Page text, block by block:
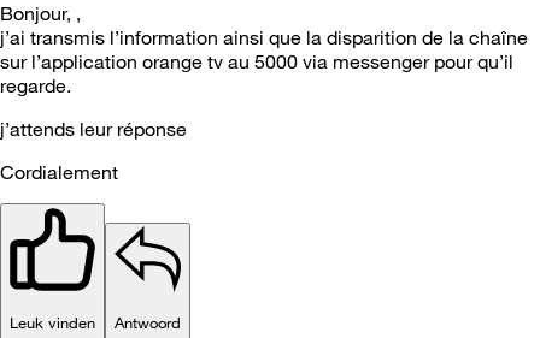
Bonjour, ,
j’ai transmis l’information ainsi que la disparition de la chaîne
sur l’application orange tv au 5000 via messenger pour qu’il
regarde.
j’attends leur réponse
Cordialement
Leuk vinden Antwoord